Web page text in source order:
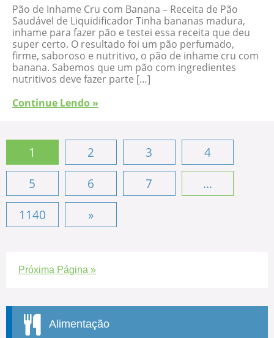
Pão de Inhame Cru com Banana – Receita de Pão
Saudável de Liquidificador Tinha bananas madura,
inhame para fazer pão e testei essa receita que deu
super certo. O resultado foi um pão perfumado,
firme, saboroso e nutritivo, o pão de inhame cru com
banana. Sabemos que um pão com ingredientes
nutritivos deve fazer parte […]
Continue Lendo »
1 2 3
4
5
6 7
...
1140
»
Próxima Página »
Alimentação